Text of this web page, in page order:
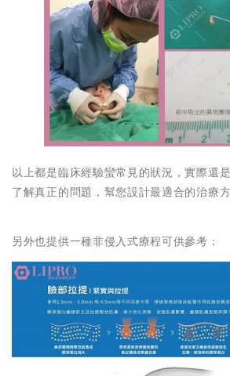
以上都是臨床經驗蠻常見的狀況，實際還
了解真正的問題，幫您設計最適合的治療
另外也提供一種非侵入式療程可供參考：